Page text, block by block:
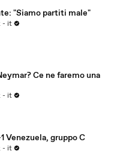
"Siamo partiti male"
- it
Ce ne faremo una
- it
Venezuela, gruppo C
- it